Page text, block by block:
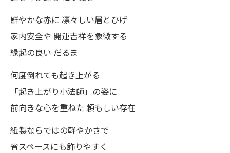
鮮やかな赤に 凛々しい眉とひげ
家内安全や 開運吉祥を象徴する
縁起の良い だるま
何度倒れても起き上がる
「起き上がり小法師」の姿に
前向きな心を重ねた 頼もしい存在
紙製ならではの軽やかさで
省スペースにも飾りやすく